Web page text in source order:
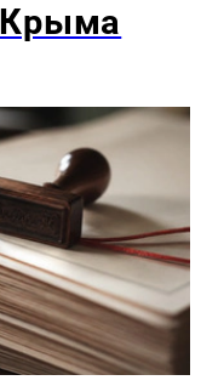
Крыма